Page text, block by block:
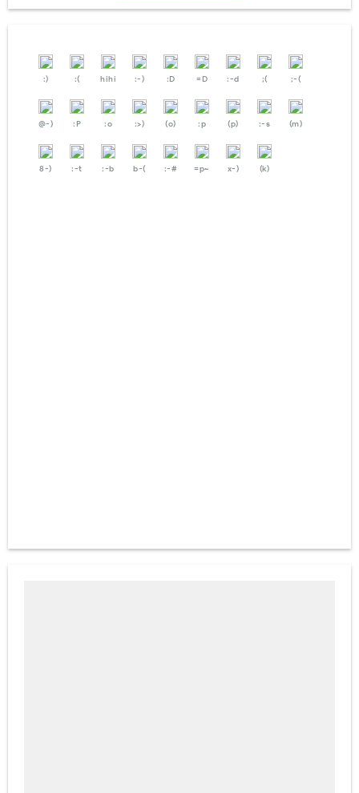
:) :( hihi :-) :D =D :-d ;( ;-(
@-) :P :o :>) (o) :p (p) :-s (m)
8-) :-t :-b b-( :-# =p~ x-) (k)